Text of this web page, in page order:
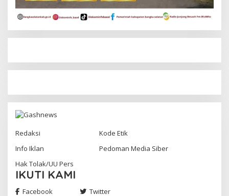
Redaksi
Kode Etik
Info Iklan
Pedoman Media Siber
Hak Tolak/UU Pers
IKUTI KAMI
Facebook Twitter